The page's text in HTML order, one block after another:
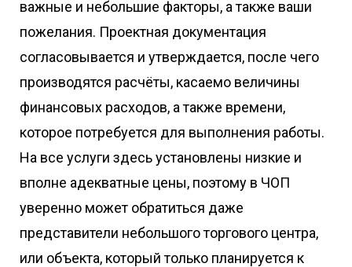
важные и небольшие факторы, а также ваши
пожелания. Проектная документация
согласовывается и утверждается, после чего
производятся расчёты, касаемо величины
финансовых расходов, а также времени,
которое потребуется для выполнения работы.
На все услуги здесь установлены низкие и
вполне адекватные цены, поэтому в ЧОП
уверенно может обратиться даже
представители небольшого торгового центра,
или объекта, который только планируется к